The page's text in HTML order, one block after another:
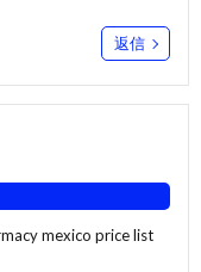
返信
mexico price list